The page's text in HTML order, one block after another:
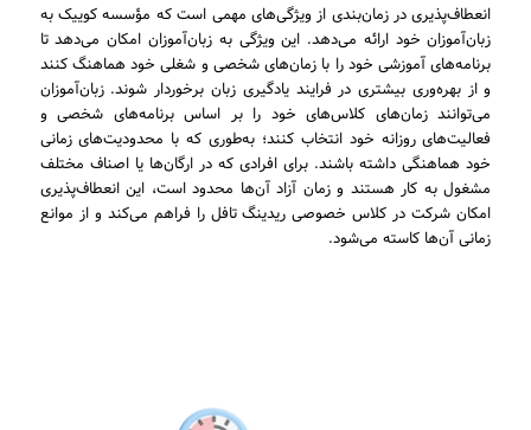
انعطاف‌پذیری در زمان‌بندی از ویژگی‌های مهمی است که مؤسسه کوییک به
زبان‌آموزان خود ارائه می‌دهد. این ویژگی به زبان‌آموزان امکان می‌دهد تا
برنامه‌های آموزشی خود را با زمان‌های شخصی و شغلی خود هماهنگ کنند
و از بهره‌وری بیشتری در فرایند یادگیری زبان برخوردار شوند. زبان‌آموزان
می‌توانند زمان‌های کلاس‌های خود را بر اساس برنامه‌های شخصی و
فعالیت‌های روزانه خود انتخاب کنند؛ به‌طوری که با محدودیت‌های زمانی
خود هماهنگی داشته باشند. برای افرادی که در ارگان‌ها یا اصناف مختلف
مشغول به کار هستند و زمان آزاد آن‌ها محدود است، این انعطاف‌پذیری
امکان شرکت در کلاس خصوصی ریدینگ تافل را فراهم می‌کند و از موانع
زمانی آن‌ها کاسته می‌شود.